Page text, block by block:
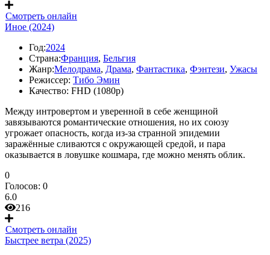
Смотреть онлайн
Иное (2024)
Год:2024
Страна:Франция, Бельгия
Жанр:Мелодрама, Драма, Фантастика, Фэнтези, Ужасы
Режиссер: Тибо Эмин
Качество: FHD (1080p)
Между интровертом и уверенной в себе женщиной
завязываются романтические отношения, но их союзу
угрожает опасность, когда из-за странной эпидемии
заражённые сливаются с окружающей средой, и пара
оказывается в ловушке кошмара, где можно менять облик.
0
Голосов: 0
6.0
216
Смотреть онлайн
Быстрее ветра (2025)